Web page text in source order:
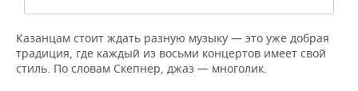
Казанцам стоит ждать разную музыку — это уже добрая
традиция, где каждый из восьми концертов имеет свой
стиль. По словам Скепнер, джаз — многолик.